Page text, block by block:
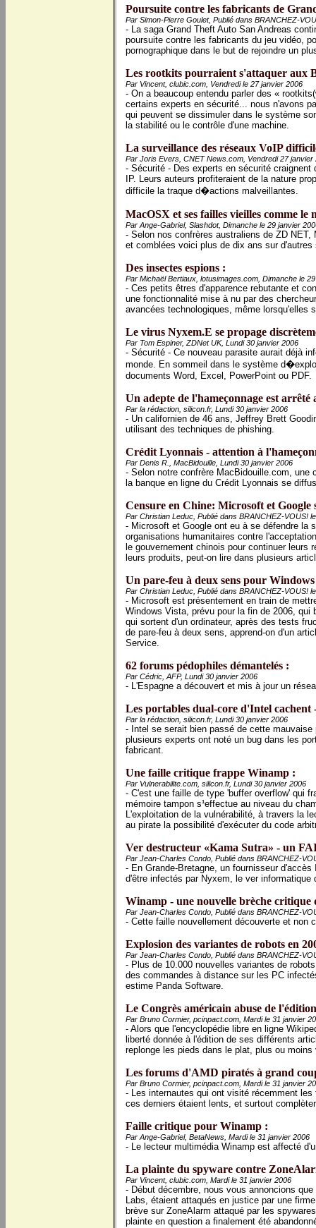
Poursuite contre les fabricants de
Par Simon-Pierre Goulet, Publié dans BRANCHEZ-
- La saga Grand Theft Auto San Andreas
poursuite contre les fabricants du jeu vidéo,
pornographique dans le but de rejoindre un
Les rootkits pourraient s'attaquer aux
Par Vincent, clubic.com, Vendredi le 27 janvier 2006
- On a beaucoup entendu parler des «
certains experts en sécurité... nous n'avons
qui peuvent se dissimuler dans le système
la stabilité ou le contrôle d'une machine.
La surveillance des réseaux VoIP
Par Joris Evers, CNET News.com, Vendredi 27 janvier
- Sécurité - Des experts en sécurité
IP. Leurs auteurs profiteraient de la nature
difficile la traque d�actions malveillantes.
MacOSX et ses failles vieilles comme le
Par Ange-Gabriel, Slashdot, Dimanche le 29 janvier
- Selon nos confrères australiens de ZD
et comblées voici plus de dix ans sur
Des insectes espions :
Par Michaël Bertiaux, lotusimages.com, Dimanche le
- Ces petits êtres d'apparence rebutante et
une fonctionnalité mise à nu par des
avancées technologiques, même lorsqu'elles
Le virus Nyxem.E se propage
Par Tom Espiner, ZDNet UK, Lundi 30 janvier 2006
- Sécurité - Ce nouveau parasite aurait déjà
monde. En sommeil dans le système
documents Word, Excel, PowerPoint ou PDF.
Un adepte de l'hameçonnage est arrêté
Par la rédaction, silicon.fr, Lundi 30 janvier 2006
- Un californien de 46 ans, Jeffrey Brett
utilisant des techniques de phishing.
Crédit Lyonnais - attention à
Par Denis R., MacBidouille, Lundi 30 janvier 2006
- Selon notre confrère MacBidouille.com,
la banque en ligne du Crédit Lyonnais se
Censure en Chine: Microsoft et Google
Par Christian Leduc, Publié dans BRANCHEZ-VOUS!
- Microsoft et Google ont eu à se défendre la
organisations humanitaires contre
le gouvernement chinois pour continuer
leurs produits, peut-on lire dans plusieurs
Un pare-feu à deux sens pour
Par Christian Leduc, Publié dans BRANCHEZ-VOUS!
- Microsoft est présentement en train de
Windows Vista, prévu pour la fin de 2006,
qui sortent d'un ordinateur, après des tests
de pare-feu à deux sens, apprend-on d'un
Service.
62 forums pédophiles démantelés :
Par Cédric, AFP, Lundi 30 janvier 2006
- L'Espagne a découvert et mis à jour un
Les portables dual-core d'Intel cachent
Par la rédaction, silicon.fr, Lundi 30 janvier 2006
- Intel se serait bien passé de cette
plusieurs experts ont noté un bug dans les
fabricant.
Une faille critique frappe Winamp :
Par Vulnerabilite.com, silicon.fr, Lundi 30 janvier 2006
- C'est une faille de type 'buffer overflow' qui
mémoire tampon s¹effectue au niveau du
L'exploitation de la vulnérabilité, à travers la
au pirate la possibilité d'exécuter du code
Ver destructeur «Kama Sutra» - un
Par Jean-Charles Condo, Publié dans BRANCHEZ-
- En Grande-Bretagne, un fournisseur
d'être infectés par Nyxem, le ver
Winamp - une nouvelle brèche
Par Jean-Charles Condo, Publié dans BRANCHEZ-
- Cette faille nouvellement découverte et non
Explosion des variantes de robots en
Par Jean-Charles Condo, Publié dans BRANCHEZ-
- Plus de 10.000 nouvelles variantes de
des commandes à distance sur les PC
estime Panda Software.
Le Congrès américain abuse de
Par Bruno Cormier, pcinpact.com, Mardi le 31 janvier
- Alors que l'encyclopédie libre en ligne
liberté donnée à l'édition de ses différents
replonge les pieds dans le plat, plus ou moins
Les forums d'AMD piratés à grand
Par Bruno Cormier, pcinpact.com, Mardi le 31 janvier
- Les internautes qui ont visité récemment
ces derniers étaient lents, et surtout
Faille critique pour Winamp :
Par Ange-Gabriel, BetaNews, Mardi le 31 janvier 2006
- Le lecteur multimédia Winamp est affecté
La plainte du spyware contre
Par Vincent, clubic.com, Mardi le 31 janvier 2006
- Début décembre, nous vous annoncions
Labs, étaient attaqués en justice par une
brève sur ZoneAlarm attaqué par les
plainte en question a finalement été